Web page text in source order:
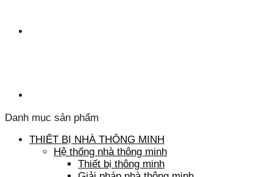
Danh mục sản phẩm
THIẾT BỊ NHÀ THÔNG MINH
Hệ thống nhà thông minh
Thiết bị thông minh